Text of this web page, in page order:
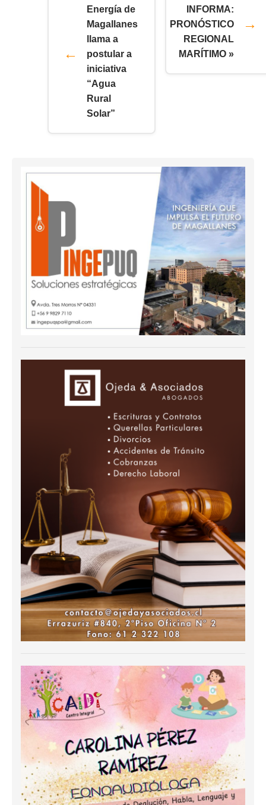
Energía de
Magallanes
llama a
postular a
iniciativa
“Agua
Rural
Solar”
INFORMA:
PRONÓSTICO
REGIONAL
MARÍTIMO »